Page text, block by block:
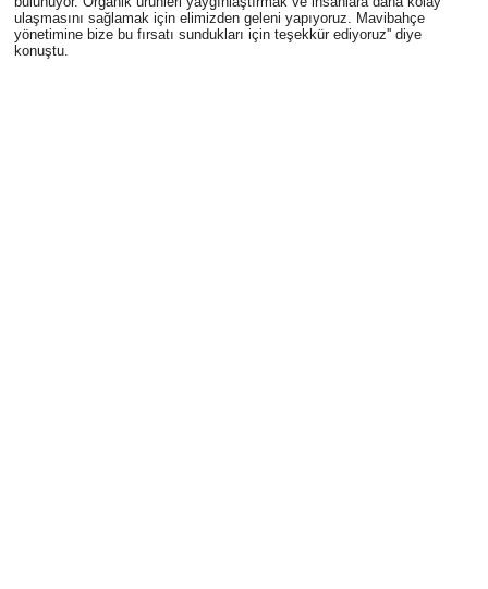
ulaşmasını sağlamak için elimizden geleni yapıyoruz. Mavibahçe
yönetimine bize bu fırsatı sundukları için teşekkür ediyoruz'' diye
konuştu.